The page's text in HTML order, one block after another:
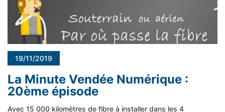
19/11/2019
La Minute Vendée Numérique :
20ème épisode
Avec 15 000 kilomètres de fibre à installer dans les 4